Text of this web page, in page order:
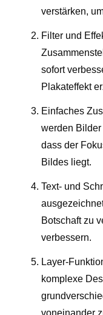
verstärken,
Filter und
sofort
Plakateffekt
Einfaches
werden
dass der
Bildes liegt.
Text- und
Botschaft zu
verbessern.
Layer-
komplexe
voneinander